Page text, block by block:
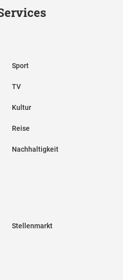
Sport
TV
Kultur
Reise
Nachhaltigkeit
Stellenmarkt